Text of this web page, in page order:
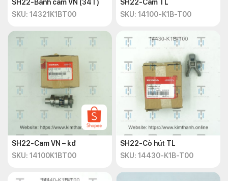
SH22-Bánh cam VN (34T)
SKU: 14321K1BT00
SH22-Cam TL
SKU: 14100-K1B-T00
SH22-Cam VN – kđ
SKU: 14100K1BT00
SH22-Cò hút TL
SKU: 14430-K1B-T00